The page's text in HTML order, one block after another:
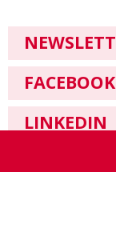
FACEBOOK
LINKEDIN